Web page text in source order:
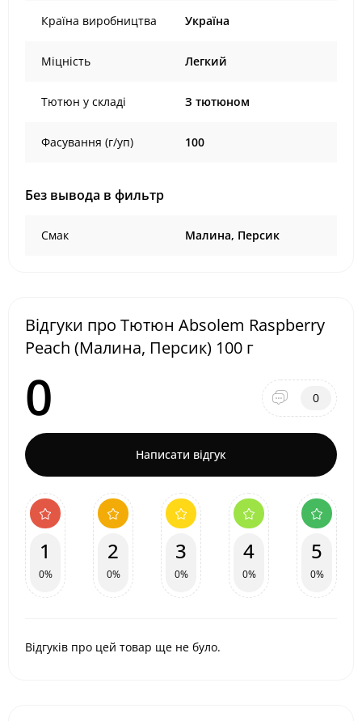
Країна виробництва Україна
Міцність Легкий
Тютюн у складі З тютюном
Фасування (г/уп) 100
Без вывода в фильтр
Смак Малина, Персик
Відгуки про Тютюн Absolem Raspberry
Peach (Малина, Персик) 100 г
0 0
Написати відгук
1
0%
2
0%
3
0%
4
0%
5
0%
Відгуків про цей товар ще не було.